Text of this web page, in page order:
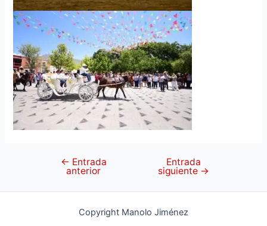
← Entrada
anterior
Entrada
siguiente →
Copyright Manolo Jiménez